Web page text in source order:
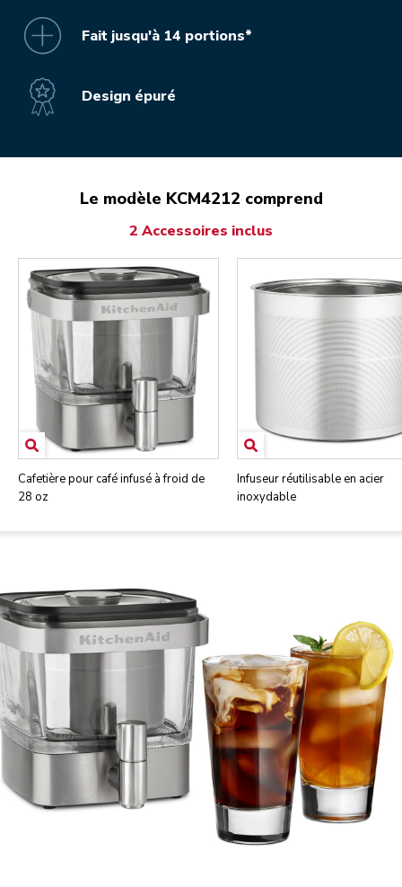
Fait jusqu'à 14 portions*
Design épuré
Le modèle KCM4212 comprend
2 Accessoires inclus
Cafetière pour café infusé à froid de
28 oz
Infuseur réutilisable en acier
inoxydable